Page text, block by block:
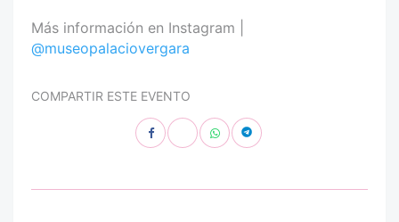
Más información en Instagram |
@museopalaciovergara
COMPARTIR ESTE EVENTO